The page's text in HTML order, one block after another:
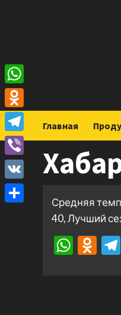
Главная
Средняя
40, Лучший
WhatsApp
Odnoklassniki
Telegram
Viber
VK
Отправить